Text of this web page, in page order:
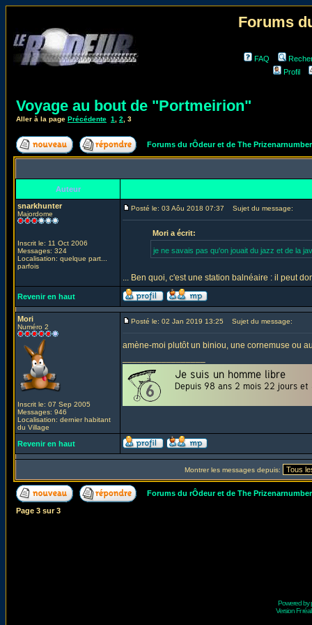
Forums
FAQ
Profil
Voyage au bout de "Portmeirion"
Aller à la page Précédente 1 2 3
Forums du rÔdeur et de The
Auteur
snarkhunter
Majordome
Inscrit le: 11 Oct 2006
Messages: 324
Localisation: quelque part...
parfois
Posté le: 03 Aôu 2018 07:37 Sujet du message:
Mori a écrit:
je ne savais pas qu'on jouait du jazz et de la
... Ben quoi, c'est une station balnéaire : il peut
Revenir en haut
Mori
Numéro 2
Inscrit le: 07 Sep 2005
Messages: 946
Localisation: dernier habitant
du Village
Posté le: 02 Jan 2019 13:25 Sujet du message:
amène-moi plutôt un biniou, une cornemuse ou
Revenir en haut
Montrer les messages depuis:
Forums du rÔdeur et de The
Page 3 sur3
Powered by
Version Fr